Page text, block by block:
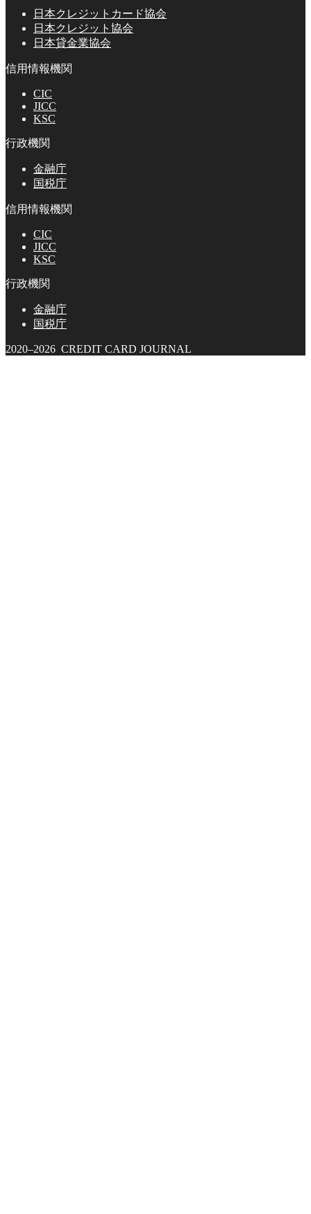
日本クレジットカード協会
日本クレジット協会
日本貸金業協会
信用情報機関
CIC
JICC
KSC
行政機関
金融庁
国税庁
信用情報機関
CIC
JICC
KSC
行政機関
金融庁
国税庁
2020–2026 CREDIT CARD JOURNAL